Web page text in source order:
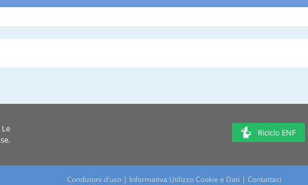
Riciclo ENF
Condizioni d'uso| Informativa Utilizzo Cookie e Dati | Contattaci